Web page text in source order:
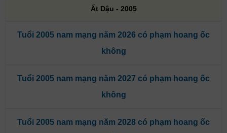
Ất Dậu - 2005
Tuổi 2005 nam mạng năm 2026 có phạm hoang ốc
không
Tuổi 2005 nam mạng năm 2027 có phạm hoang ốc
không
Tuổi 2005 nam mạng năm 2028 có phạm hoang ốc